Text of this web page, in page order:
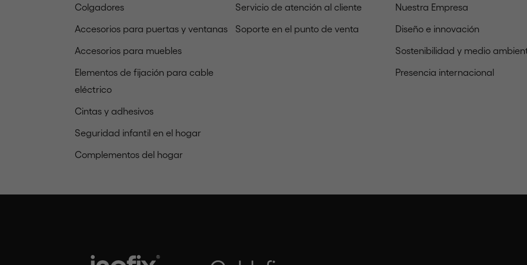
Colgadores
Accesorios para puertas y ventanas
Accesorios para muebles
Elementos de fijación para cable
eléctrico
Cintas y adhesivos
Seguridad infantil en el hogar
Complementos del hogar
Servicio de atención al cliente
Soporte en el punto de venta
Nuestra Empresa
Diseño e innovación
Sostenibilidad y medio
Presencia internacional